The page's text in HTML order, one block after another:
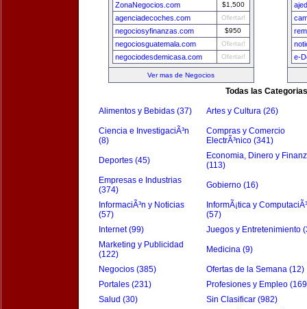
ZonaNegocios.com $1,500
agenciadecoches.com Ofertar!
negociosyfinanzas.com $950
negociosguatemala.com Ofertar!
negociodesdemicasa.com Ofertar!
Ver mas de Negocios
e-
Todas las Categorias
Alimentos y Bebidas (37) Artes y Cultura (26)
Ciencia e InvestigaciÃ³n
(8)
Compras y Comercio
ElectrÃ³nico (341)
Deportes (45)
Economia, Dinero y
(113)
Empresas e Industrias
(374)
Gobierno (16)
InformaciÃ³n y Noticias
(57)
InformÃ¡tica y
(57)
Internet (99)
Juegos y Entretenimiento
Marketing y Publicidad
(122)
Medicina (9)
Negocios (385)
Ofertas de la Semana (12)
Portales (231)
Profesiones y Empleo
Salud (30)
Sin Clasificar (982)